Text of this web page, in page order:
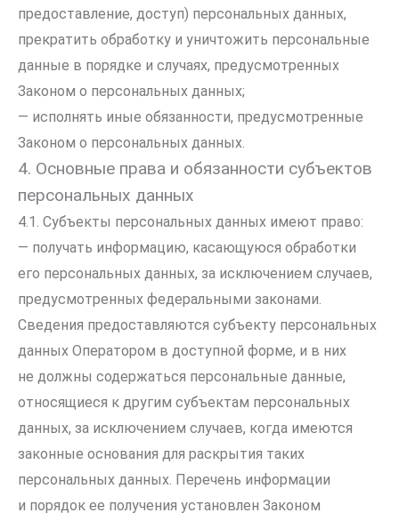
предоставление, доступ) персональных данных,
прекратить обработку и уничтожить персональные
данные в порядке и случаях, предусмотренных
Законом о персональных данных;
— исполнять иные обязанности, предусмотренные
Законом о персональных данных.
4. Основные права и обязанности субъектов
персональных данных
4.1. Субъекты персональных данных имеют право:
— получать информацию, касающуюся обработки
его персональных данных, за исключением случаев,
предусмотренных федеральными законами.
Сведения предоставляются субъекту персональных
данных Оператором в доступной форме, и в них
не должны содержаться персональные данные,
относящиеся к другим субъектам персональных
данных, за исключением случаев, когда имеются
законные основания для раскрытия таких
персональных данных. Перечень информации
и порядок ее получения установлен Законом